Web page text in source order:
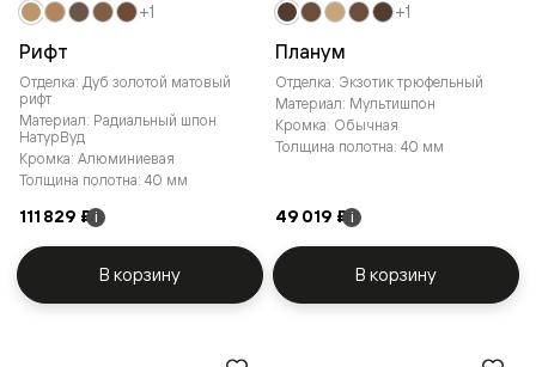
Рифт
Отделка: Дуб золотой матовый
рифт
Материал: Радиальный шпон
НатурВуд
Кромка: Алюминиевая
Толщина полотна: 40 мм
111 829 ₽ i
+1
В корзину
Планум
Отделка: Экзотик трюфельный
Материал: Мультишпон
Кромка: Обычная
Толщина полотна: 40 мм
49 019 ₽ i
+1
В корзину